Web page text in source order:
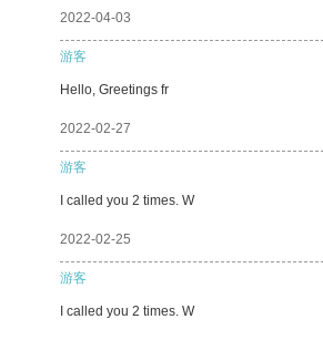
2022-04-03
游客
Hello, Greetings fr
2022-02-27
游客
I called you 2 times. W
2022-02-25
游客
I called you 2 times. W